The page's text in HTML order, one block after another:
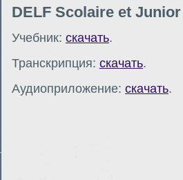
DELF Scolaire et
Учебник: скачать.
Транскрипция: скачать.
Аудиоприложение: скачать.